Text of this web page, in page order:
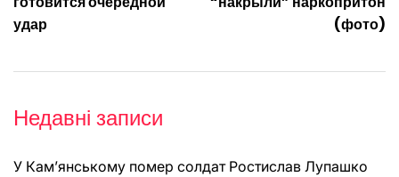
удар
(фото)
Недавні записи
У Кам’янському помер солдат Ростислав Лупашко